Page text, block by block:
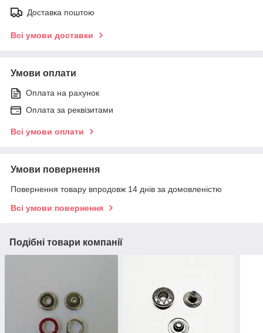
Доставка поштою
Всі умови доставки
Умови оплати
Оплата на рахунок
Оплата за реквізитами
Всі умови оплати
Умови повернення
Повернення товару впродовж 14 днів за домовленістю
Всі умови повернення
Подібні товари компанії